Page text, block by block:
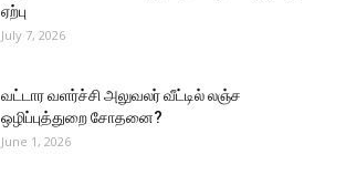
ஏற்பு
July 7, 2026
வட்டார வளர்ச்சி அலுவலர் வீட்டில் லஞ்ச
ஒழிப்புத்துறை சோதனை?
June 1, 2026